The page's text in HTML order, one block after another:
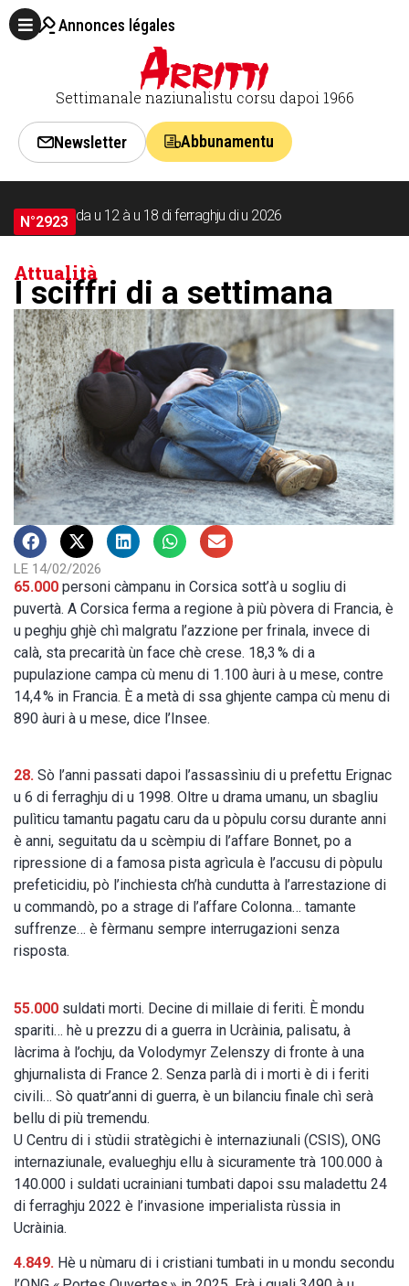
Annonces légales
Settimanale naziunalistu corsu dapoi 1966
Newsletter Abbunamentu
N°2923 da u 12 à u 18 di ferraghju di u 2026
Attualità
I sciffri di a settimana
LE 14/02/2026
65.000 personi càmpanu in Corsica sott’à u sogliu di
puvertà. A Corsica ferma a regione à più pòvera di Francia, è
u peghju ghjè chì malgratu l’azzione per frinala, invece di
calà, sta precarità ùn face chè crese. 18,3 % di a
pupulazione campa cù menu di 1.100 àuri à u mese, contre
14,4 % in Francia. È a metà di ssa ghjente campa cù menu di
890 àuri à u mese, dice l’Insee.
28. Sò l’anni passati dapoi l’assassìniu di u prefettu Erignac
u 6 di ferraghju di u 1998. Oltre u drama umanu, un sbagliu
pulìticu tamantu pagatu caru da u pòpulu corsu durante anni
è anni, seguitatu da u scèmpiu di l’affare Bonnet, po a
ripressione di a famosa pista agrìcula è l’accusu di pòpulu
prefeticidiu, pò l’inchiesta ch’hà cundutta à l’arrestazione di
u commandò, po a strage di l’affare Colonna… tamante
suffrenze… è fèrmanu sempre interrugazioni senza
risposta.
55.000 suldati morti. Decine di millaie di feriti. È mondu
spariti… hè u prezzu di a guerra in Ucràinia, palisatu, à
làcrima à l’ochju, da Volodymyr Zelenszy di fronte à una
ghjurnalista di France 2. Senza parlà di i morti è di i feriti
civili… Sò quatr’anni di guerra, è un bilanciu finale chì serà
bellu di più tremendu.
U Centru di i stùdii stratègichi è internaziunali (CSIS), ONG
internaziunale, evalueghju ellu à sicuramente trà 100.000 à
140.000 i suldati ucrainiani tumbati dapoi ssu maladettu 24
di ferraghju 2022 è l’invasione imperialista rùssia in
Ucràinia.
4.849. Hè u nùmaru di i cristiani tumbati in u mondu secondu